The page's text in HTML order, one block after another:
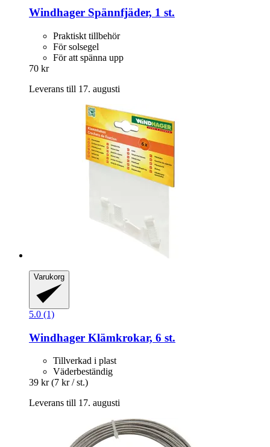
Windhager Spännfjäder, 1 st.
Praktiskt tillbehör
För solsegel
För att spänna upp
70 kr
Leverans till 17. augusti
Varukorg
5.0 (1)
Windhager Klämkrokar, 6 st.
Tillverkad i plast
Väderbeständig
39 kr (7 kr / st.)
Leverans till 17. augusti